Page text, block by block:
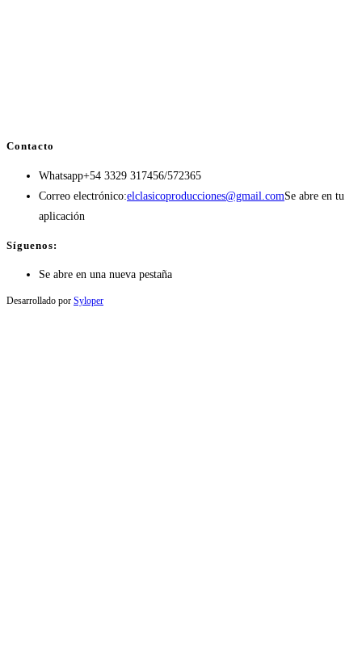
Contacto
Whatsapp+54 3329 317456/572365
Correo electrónico:elclasicoproducciones@gmail.comSe abre en tu
aplicación
Síguenos:
Se abre en una nueva pestaña
Desarrollado por Syloper